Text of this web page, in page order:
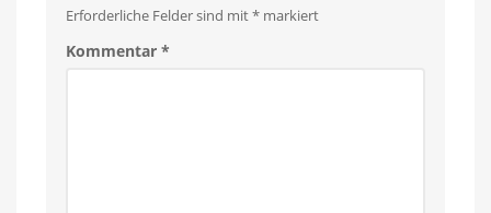
Erforderliche Felder sind mit* markiert
Kommentar *